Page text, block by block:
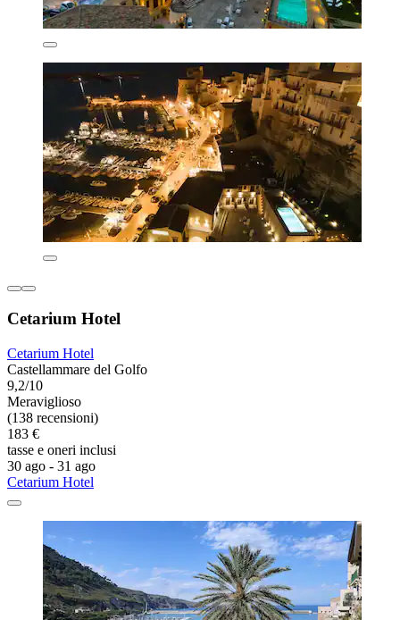
Cetarium Hotel
Cetarium Hotel
Castellammare del Golfo
9,2/10
Meraviglioso
(138 recensioni)
183 €
tasse e oneri inclusi
30 ago - 31 ago
Cetarium Hotel